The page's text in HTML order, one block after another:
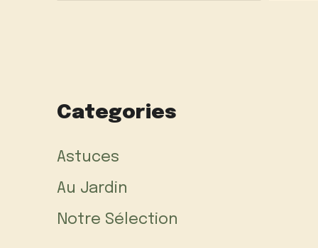
Categories
Astuces
Au Jardin
Notre Sélection